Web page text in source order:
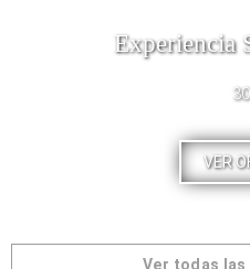
Experiencia
VER
Ver todas